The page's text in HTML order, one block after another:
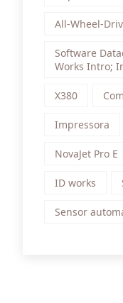
All-Wheel-
Software
Works Intro;
X380
Impressora
NovaJet Pro E
ID works
Sensor